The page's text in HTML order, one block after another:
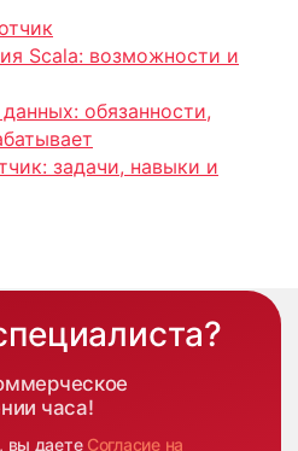
Scala: возможности и
обязанности,
задачи, навыки и